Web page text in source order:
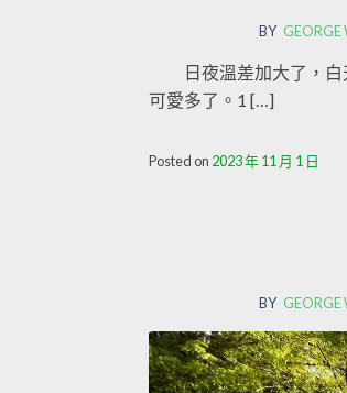
BY GEORGE
日夜溫差加大了，白
可愛多了。1 […]
Posted on 2023 年 11 月 1 日
BY GEORGE